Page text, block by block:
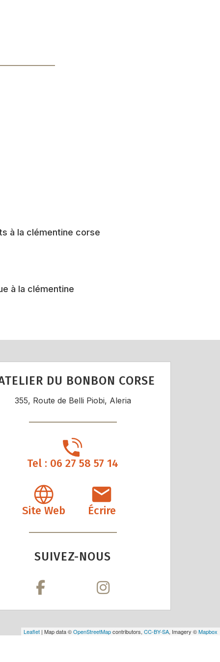
à la clémentine corse
à la clémentine
Leaflet | Map data ©OpenStreetMapcontributors, CC-BY-SA, Imagery ©Mapbox
DU BONBON CORSE
355, Route de Belli Piobi, Aleria
Tel : 06 27 58 57 14
Site Web Écrire
SUIVEZ-NOUS